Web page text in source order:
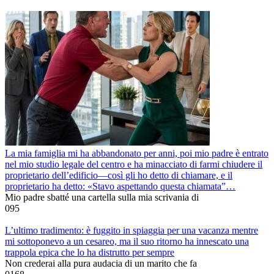
La mia famiglia mi ha abbandonato per anni, poi mio padre è entrato
nel mio studio legale del centro e ha minacciato di farmi chiudere il
proprietario dell’edificio—così gli ho detto di chiamare, e il
proprietario ha detto: «Stavo aspettando questa chiamata”…
Mio padre sbatté una cartella sulla mia scrivania di
095
L’ultimo tradimento: è fuggito in spiaggia per una vacanza mentre
mi sottoponevo a un cesareo, ma il suo ritorno ha innescato una
trappola epica che lo ha distrutto per sempre
Non crederai alla pura audacia di un marito che fa